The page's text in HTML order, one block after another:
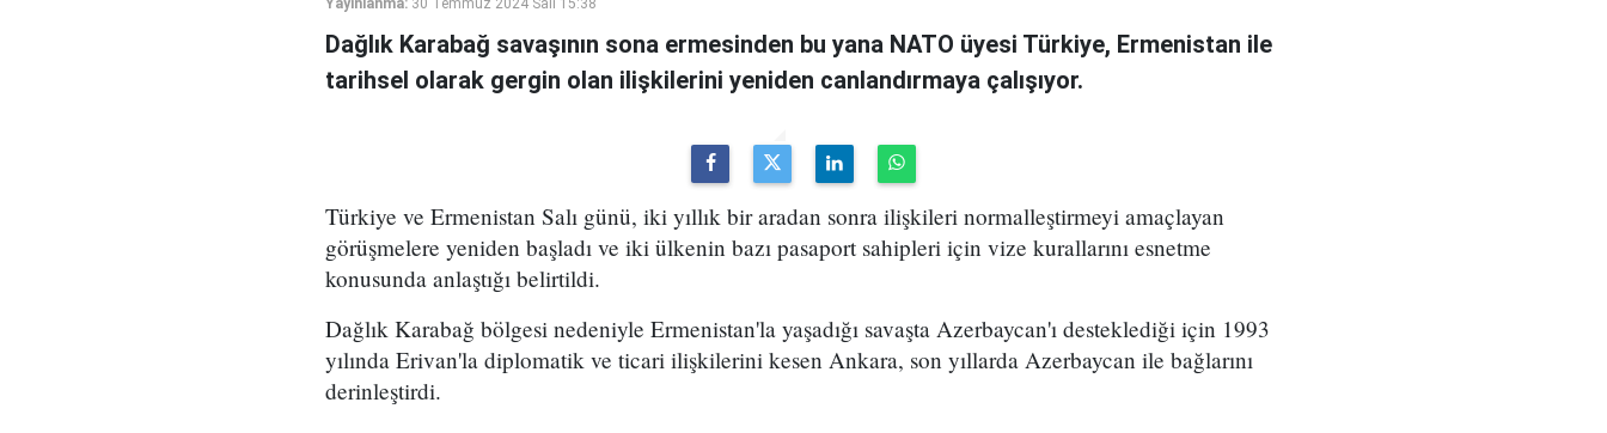
Yayınlanma: 30 Temmuz 2024 Salı 15:38
Dağlık Karabağ savaşının sona ermesinden bu yana NATO üyesi Türkiye, Ermenistan ile
tarihsel olarak gergin olan ilişkilerini yeniden canlandırmaya çalışıyor.
Türkiye ve Ermenistan Salı günü, iki yıllık bir aradan sonra ilişkileri normalleştirmeyi amaçlayan
görüşmelere yeniden başladı ve iki ülkenin bazı pasaport sahipleri için vize kurallarını esnetme
konusunda anlaştığı belirtildi.
Dağlık Karabağ bölgesi nedeniyle Ermenistan'la yaşadığı savaşta Azerbaycan'ı desteklediği için 1993
yılında Erivan'la diplomatik ve ticari ilişkilerini kesen Ankara, son yıllarda Azerbaycan ile bağlarını
derinleştirdi.